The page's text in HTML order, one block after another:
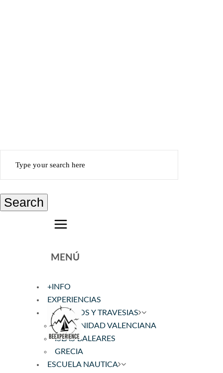
Search
MENÚ
+INFO
EXPERIENCIAS
CRUCEROS Y TRAVESIAS
COMUNIDAD VALENCIANA
ISLAS BALEARES
GRECIA
ESCUELA NAUTICA